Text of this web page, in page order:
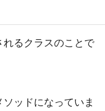
るクラスのことで
ッドになっていま